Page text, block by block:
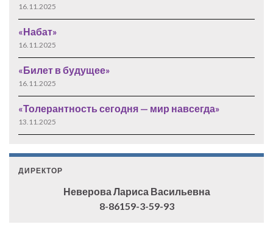
16.11.2025
«Набат»
16.11.2025
«Билет в будущее»
16.11.2025
«Толерантность сегодня — мир навсегда»
13.11.2025
ДИРЕКТОР
Неверова Лариса Васильевна
8-86159-3-59-93